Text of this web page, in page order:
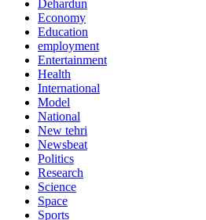
Dehardun
Economy
Education
employment
Entertainment
Health
International
Model
National
New tehri
Newsbeat
Politics
Research
Science
Space
Sports